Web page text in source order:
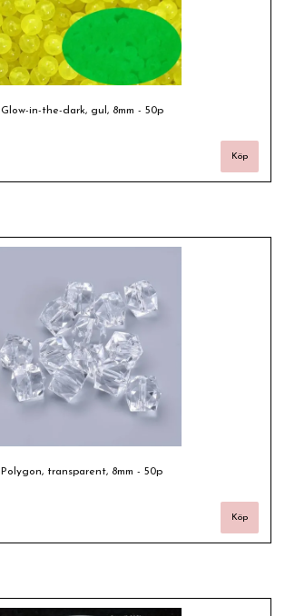
Glow-in-the-dark, gul, 8mm - 50p
Polygon, transparent, 8mm - 50p